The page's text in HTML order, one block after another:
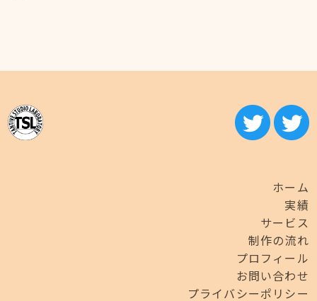
ホーム
実績
サービス
制作の流れ
プロフィール
お問い合わせ
プライバシーポリシー